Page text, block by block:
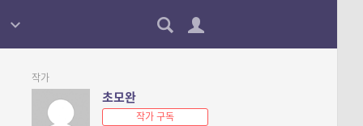
작가
초모완
작가 구독